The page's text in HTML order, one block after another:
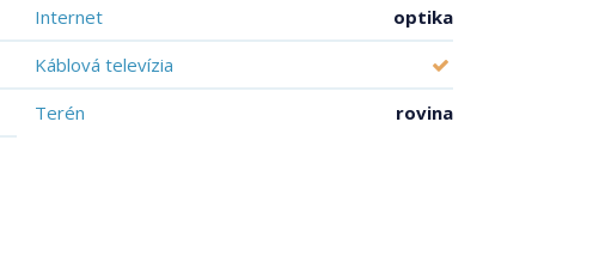
Internet
optika
Káblová televízia
Terén
rovina